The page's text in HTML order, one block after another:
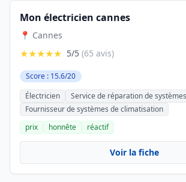
Mon électricien cannes
📍 Cannes
★★★★★ 5/5 (65 avis)
Score : 15.6/20
Électricien
Service de réparation de
Fournisseur de systèmes de climatisation
prix
honnête réactif
Voir la fiche